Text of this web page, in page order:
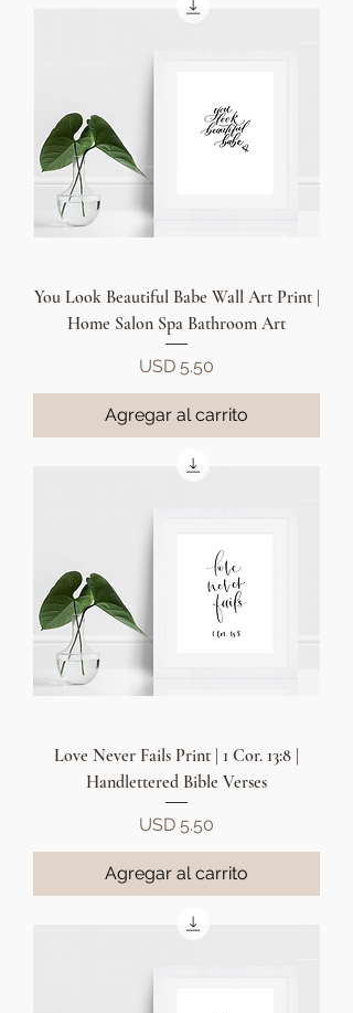
You Look Beautiful Babe Wall Art Print |
Home Salon Spa Bathroom Art
Precio
USD 5.50
Agregar al carrito
Love Never Fails Print | 1 Cor. 13:8 |
Handlettered Bible Verses
Precio
USD 5.50
Agregar al carrito